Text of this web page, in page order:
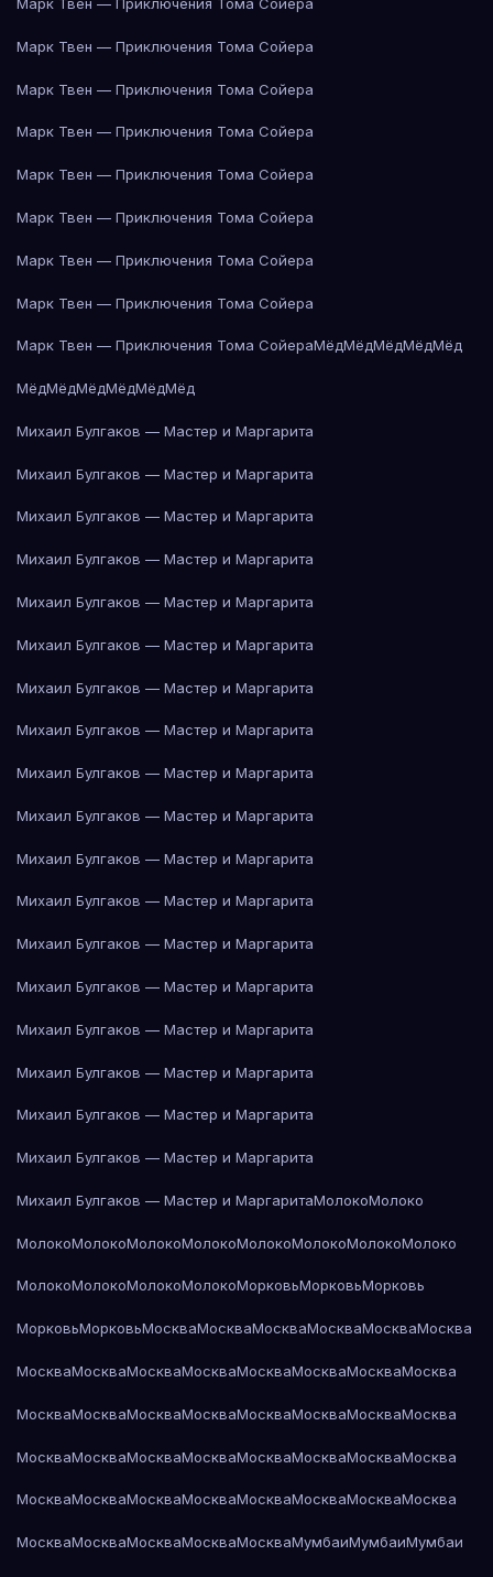
Марк Твен — Приключения Тома Сойера
Марк Твен — Приключения Тома Сойера
Марк Твен — Приключения Тома Сойера
Марк Твен — Приключения Тома Сойера
Марк Твен — Приключения Тома Сойера
Марк Твен — Приключения Тома Сойера
Марк Твен — Приключения Тома Сойера
Марк Твен — Приключения Тома СойераМёдМёдМёдМёдМёд
МёдМёдМёдМёдМёдМёд
Михаил Булгаков — Мастер и Маргарита
Михаил Булгаков — Мастер и Маргарита
Михаил Булгаков — Мастер и Маргарита
Михаил Булгаков — Мастер и Маргарита
Михаил Булгаков — Мастер и Маргарита
Михаил Булгаков — Мастер и Маргарита
Михаил Булгаков — Мастер и Маргарита
Михаил Булгаков — Мастер и Маргарита
Михаил Булгаков — Мастер и Маргарита
Михаил Булгаков — Мастер и Маргарита
Михаил Булгаков — Мастер и Маргарита
Михаил Булгаков — Мастер и Маргарита
Михаил Булгаков — Мастер и Маргарита
Михаил Булгаков — Мастер и Маргарита
Михаил Булгаков — Мастер и Маргарита
Михаил Булгаков — Мастер и Маргарита
Михаил Булгаков — Мастер и Маргарита
Михаил Булгаков — Мастер и Маргарита
Михаил Булгаков — Мастер и МаргаритаМолокоМолоко
МолокоМолокоМолокоМолокоМолокоМолокоМолокоМолоко
МолокоМолокоМолокоМолокоМорковьМорковьМорковь
МорковьМорковьМоскваМоскваМоскваМоскваМоскваМосква
МоскваМоскваМоскваМоскваМоскваМоскваМоскваМосква
МоскваМоскваМоскваМоскваМоскваМоскваМоскваМосква
МоскваМоскваМоскваМоскваМоскваМоскваМоскваМосква
МоскваМоскваМоскваМоскваМоскваМоскваМоскваМосква
МоскваМоскваМоскваМоскваМоскваМумбаиМумбаиМумбаи